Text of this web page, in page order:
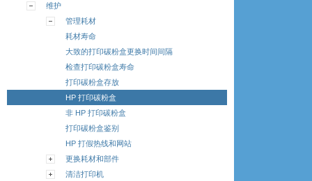
维护
管理耗材
耗材寿命
大致的打印碳粉盒更换时间间隔
检查打印碳粉盒寿命
打印碳粉盒存放
HP 打印碳粉盒
非 HP 打印碳粉盒
打印碳粉盒鉴别
HP 打假热线和网站
更换耗材和部件
清洁打印机